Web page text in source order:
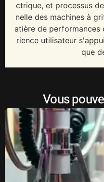
ctrique, et processus
nelle des machines à
atière de performances
rience utilisateur
que
Vous